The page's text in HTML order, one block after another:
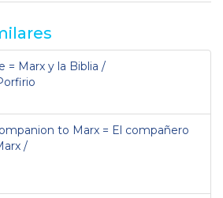
= Marx y la Biblia /
to Marx = El compañero
/